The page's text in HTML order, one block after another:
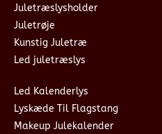
Juletræslysholder
Juletrøje
Kunstig Juletræ
Led juletræslys
Led Kalenderlys
Lyskæde Til Flagstang
Makeup Julekalender